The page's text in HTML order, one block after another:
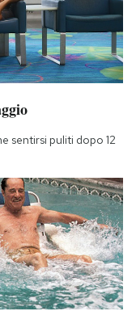
sentirsi puliti dopo 12